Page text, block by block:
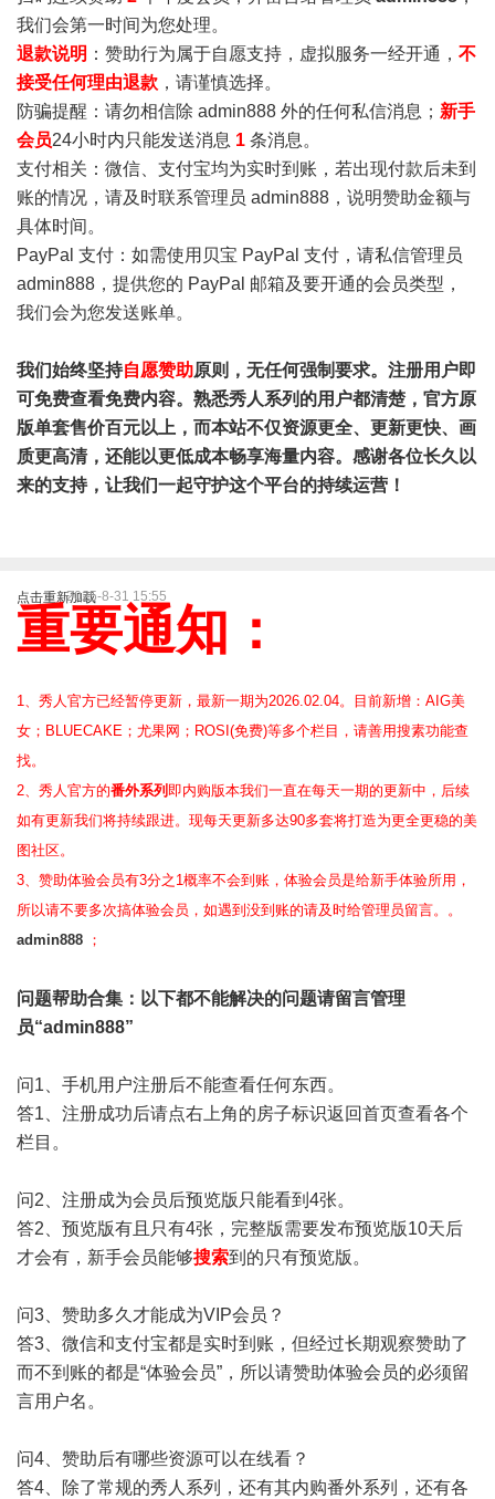
我们会第一时间为您处理。
退款说明 ：赞助行为属于自愿支持，虚拟服务一经开通， 不
接受任何理由退款 ，请谨慎选择。
防骗提醒：请勿相信除 admin888 外的任何私信消息； 新手
会员24小时内只能发送消息 1 条消息。
支付相关：微信、支付宝均为实时到账，若出现付款后未到
账的情况，请及时联系管理员 admin888，说明赞助金额与
具体时间。
PayPal 支付：如需使用贝宝 PayPal 支付，请私信管理员
admin888，提供您的 PayPal 邮箱及要开通的会员类型，
我们会为您发送账单。
我们始终坚持自愿赞助原则，无任何强制要求。注册用户即
可免费查看免费内容。熟悉秀人系列的用户都清楚，官方原
版单套售价百元以上，而本站不仅资源更全、更新更快、画
质更高清，还能以更低成本畅享海量内容。感谢各位长久以
来的支持，让我们一起守护这个平台的持续运营！
点击重新加载2025-8-31 15:55
重要通知：
1、秀人官方已经暂停更新，最新一期为2026.02.04。目前新增：AIG美
女；BLUECAKE；尤果网；ROSI(免费)等多个栏目，请善用搜素功能查
找。
2、 秀人官方的番外系列 即内购版本我们一直在每天一期的更新中，后续
如有更新我们将持续跟进。现每天更新多达90多套将打造为更全更稳的美
图社区。
3、赞助体验会员有3分之1概率不会到账，体验会员是给新手体验所用，
所以请不要多次搞体验会员，如遇到没到账的请及时给管理员留言。。
admin888 ；
问题帮助合集 ：以下都不能解决的问题请留言管理
员“admin888”
问1、手机用户注册后不能查看任何东西。
答1、注册成功后请点右上角的房子标识返回首页查看各个
栏目。
问2、注册成为会员后预览版只能看到4张。
答2、预览版有且只有4张，完整版需要发布预览版10天后
才会有，新手会员能够搜索到的只有预览版。
问3、赞助多久才能成为VIP会员？
答3、微信和支付宝都是实时到账，但经过长期观察赞助了
而不到账的都是“体验会员”，所以请赞助体验会员的必须留
言用户名。
问4、赞助后有哪些资源可以在线看？
答4、除了常规的秀人系列，还有其内购番外系列，还有各